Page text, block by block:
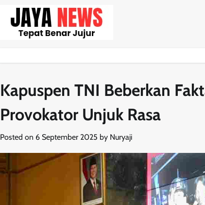
content
Kapuspen TNI Beberkan
Provokator Unjuk Rasa
Posted on 6 September 2025 by Nuryaji